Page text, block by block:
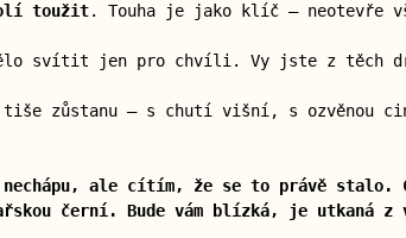
toužit. Touha je jako klíč — neotevře
svítit jen pro chvíli. Vy jste z těch
zůstanu — s chutí višní, s ozvěnou
ale cítím, že se to právě stalo.
černí. Bude vám blízká, je utkaná z